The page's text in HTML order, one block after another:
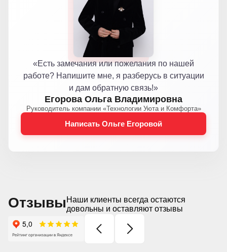
«Есть замечания или пожелания по нашей
работе? Напишите мне, я разберусь в ситуации
и дам обратную связь!»
Егорова Ольга Владимировна
Руководитель компании «Технологии Уюта и Комфорта»
Написать Ольге Егоровой
Отзывы Наши клиенты всегда остаются
довольны и оставляют отзывы